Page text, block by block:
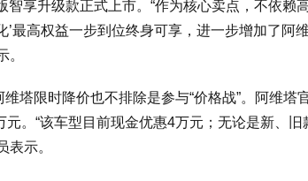
智享升级款正式上市。“作为核心卖点，不依赖
’最高权益一步到位终身可享，进一步增加了阿
。
塔限时降价也不排除是参与“价格战”。阿维塔
元。“该车型目前现金优惠4万元；无论是新、
表示。